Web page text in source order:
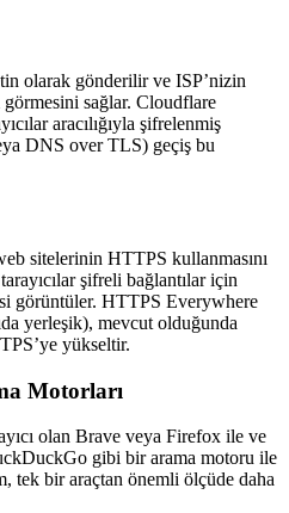
olarak gönderilir ve ISP’nizin
sağlar. Cloudflare
aracılığıyla şifrelenmiş
DNS over TLS) geçiş bu
sitelerinin HTTPS kullanmasını
şifreli bağlantılar için
görüntüler. HTTPS Everywhere
yerleşik), mevcut olduğunda
yükseltir.
Motorları
olan Brave veya Firefox ile ve
gibi bir arama motoru ile
tek bir araçtan önemli ölçüde daha